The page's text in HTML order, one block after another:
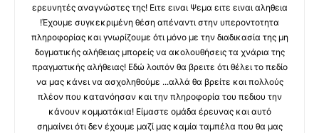
ερευνητές αναγνώστες της! Ειτε ειναι Ψεμα ειτε ειναι αληθεια
!Έχουμε συγκεκριμένη θέση απέναντι στην υπεροντοτητα
πληροφορίας και γνωρίζουμε ότι μόνο με την διαδικασία της μη
δογματικής αλήθειας μπορείς να ακολουθήσεις τα χνάρια της
πραγματικής αλήθειας! Εδώ λοιπόν θα βρειτε ότι θέλει το πεδίο
να μας κάνει να ασχοληθούμε ...αλλά θα βρείτε και πολλούς
πλέον που κατανόησαν και την πληροφορία του πεδιου την
κάνουν κομματάκια! Είμαστε ομάδα έρευνας και αυτό
σημαίνει ότι δεν έχουμε μαζί μας καμία ταμπέλα που θα μας